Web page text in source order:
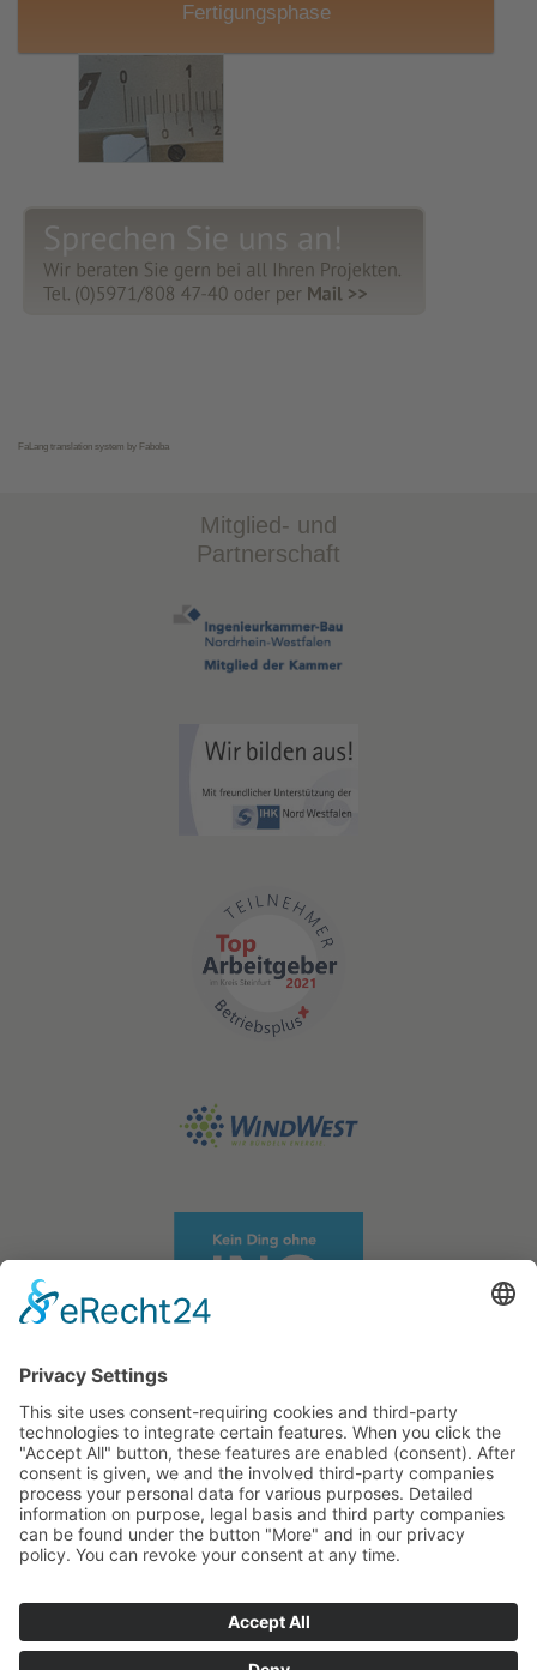
Fertigungsphase
FaLang translation system by Faboba
Mitglied- und
Partnerschaft
STATIKWERK GmbH
Business Partners
Projects
Contact
Privacy statement